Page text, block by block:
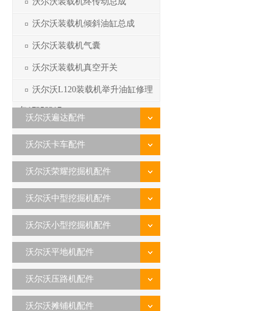
沃尔沃装载机倾斜油缸总成
沃尔沃装载机气囊
沃尔沃装载机真空开关
沃尔沃L120装载机举升油缸修理
包17258317
沃尔沃遍达配件
沃尔沃卡车配件
沃尔沃荣耀挖掘机配件
沃尔沃中型挖掘机配件
沃尔沃小型挖掘机配件
沃尔沃平地机配件
沃尔沃压路机配件
沃尔沃摊铺机配件